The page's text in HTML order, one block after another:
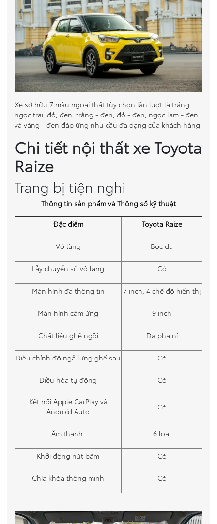
Xe sở hữu 7 màu ngoại thất tùy chọn lần lượt là trắng
ngọc trai, đỏ, đen, trắng - đen, đỏ - đen, ngọc lam - đen
và vàng - đen đáp ứng nhu cầu đa dạng của khách hàng.
Chi tiết nội thất xe Toyota
Raize
Trang bị tiện nghi
Thông tin sản phẩm và Thông số kỹ thuật
Đặc điểm Toyota Raize
Vô lăng Bọc da
Lẫy chuyển số vô lăng Có
Màn hình đa thông tin 7 inch, 4 chế độ hiển thị
Màn hình cảm ứng 9 inch
Chất liệu ghế ngồi Da pha nỉ
Điều chỉnh độ ngả lưng ghế sau Có
Điều hòa tự động Có
Kết nối Apple CarPlay và
Android Auto
Có
Âm thanh 6 loa
Khởi động nút bấm Có
Chìa khóa thông minh Có